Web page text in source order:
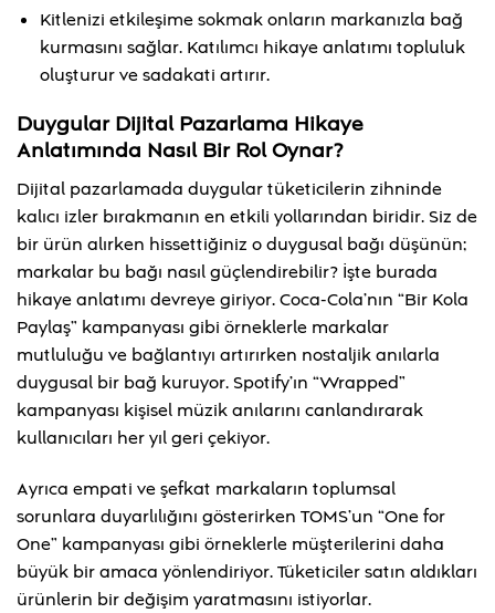
Kitlenizi etkileşime sokmak onların markanızla bağ
kurmasını sağlar. Katılımcı hikaye anlatımı topluluk
oluşturur ve sadakati artırır.
Duygular Dijital Pazarlama Hikaye
Anlatımında Nasıl Bir Rol Oynar?
Dijital pazarlamada duygular tüketicilerin zihninde
kalıcı izler bırakmanın en etkili yollarından biridir. Siz de
bir ürün alırken hissettiğiniz o duygusal bağı düşünün;
markalar bu bağı nasıl güçlendirebilir? İşte burada
hikaye anlatımı devreye giriyor. Coca-Cola’nın “Bir Kola
Paylaş” kampanyası gibi örneklerle markalar
mutluluğu ve bağlantıyı artırırken nostaljik anılarla
duygusal bir bağ kuruyor. Spotify’ın “Wrapped”
kampanyası kişisel müzik anılarını canlandırarak
kullanıcıları her yıl geri çekiyor.
Ayrıca empati ve şefkat markaların toplumsal
sorunlara duyarlılığını gösterirken TOMS’un “One for
One” kampanyası gibi örneklerle müşterilerini daha
büyük bir amaca yönlendiriyor. Tüketiciler satın aldıkları
ürünlerin bir değişim yaratmasını istiyorlar.